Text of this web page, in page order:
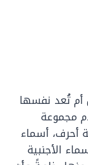
أم تُعد نفسها
مجموعة
أحرف، أسماء
الأجنبية